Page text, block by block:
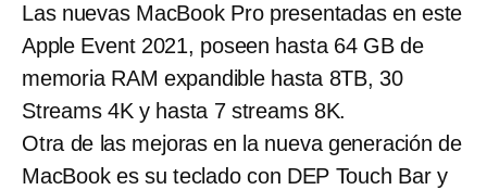
Las nuevas MacBook Pro presentadas en este
Apple Event 2021, poseen hasta 64 GB de
memoria RAM expandible hasta 8TB, 30
Streams 4K y hasta 7 streams 8K.
Otra de las mejoras en la nueva generación de
MacBook es su teclado con DEP Touch Bar y